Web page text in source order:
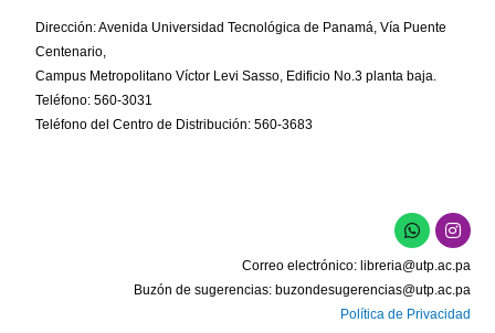
Dirección: Avenida Universidad Tecnológica de Panamá, Vía Puente
Centenario,
Campus Metropolitano Víctor Levi Sasso, Edificio No.3 planta baja.
Teléfono: 560-3031
Teléfono del Centro de Distribución: 560-3683
W
h
a
t
s
a
p
I
n
s
t
a
g
r
Correo electrónico: libreria@utp.ac.pa
Buzón de sugerencias: buzondesugerencias@utp.ac.pa
Política de Privacidad